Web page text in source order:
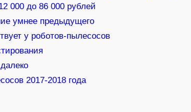
000 до 86 000 рублей
умнее предыдущего
у роботов-пылесосов
2017-2018 года